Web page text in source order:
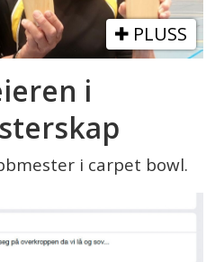
PLUSS
i
i carpet bowl.